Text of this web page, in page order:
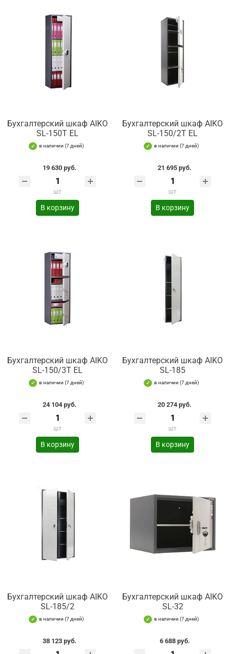
Бухгалтерский шкаф AIKO
SL-150Т EL
в наличии (7 дней)
19 630 руб.
шт
В корзину
Бухгалтерский шкаф AIKO
SL-150/2Т EL
в наличии (7 дней)
21 695 руб.
шт
В корзину
Бухгалтерский шкаф AIKO
SL-150/3Т EL
в наличии (7 дней)
24 104 руб.
шт
В корзину
Бухгалтерский шкаф AIKO
SL-185
в наличии (7 дней)
20 274 руб.
шт
В корзину
Бухгалтерский шкаф AIKO
SL-185/2
в наличии (7 дней)
38 123 руб.
Бухгалтерский шкаф AIKO
SL-32
в наличии (7 дней)
6 688 руб.